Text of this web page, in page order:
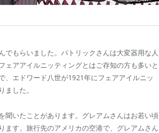
もらいました。パトリックさんは大変器用な人
アアイルニッティングとはご存知の方も多いと
、エドワード八世が1921年にフェアアイルニッ
した。
聞いたことがあります。グレアムさんはお若い頃
ます。旅行先のアメリカの空港で、グレアムさん